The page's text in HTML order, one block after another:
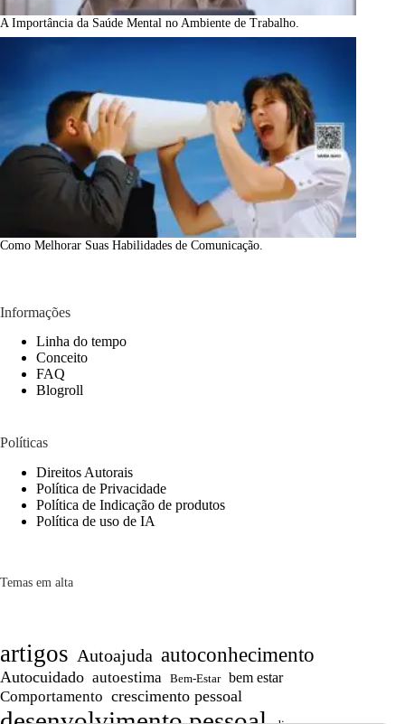
A Importância da Saúde Mental no Ambiente de Trabalho.
Como Melhorar Suas Habilidades de Comunicação.
Informações
Linha do tempo
Conceito
FAQ
Blogroll
Políticas
Direitos Autorais
Política de Privacidade
Política de Indicação de produtos
Política de uso de IA
Temas em alta
artigos Autoajuda autoconhecimento
Autocuidado autoestima Bem-Estar bem estar
Comportamento crescimento pessoal